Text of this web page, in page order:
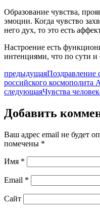
Образование чувства,
эмоции. Когда чувство
него дух, то это есть
Настроение есть
интенциями, что по сути и
предыдущаяПоздравление
российского космополита
следующаяЧувства
Добавить
Ваш адрес email не будет
помечены *
Имя *
Email *
Сайт